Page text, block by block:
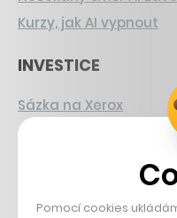
Kurzy, jak AI vypnout
INVESTICE
Sázka na Xerox
Strnad v Pirelli
PŘÍBĚHY Z GASTRA
Pomocí cookies